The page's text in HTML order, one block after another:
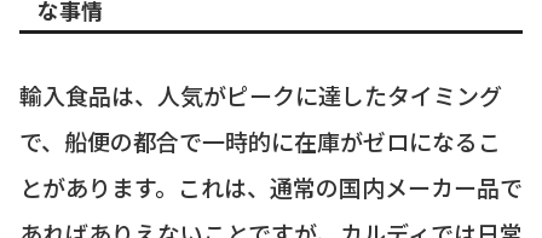
な事情
輸入食品は、人気がピークに達したタイミング
で、船便の都合で一時的に在庫がゼロになるこ
とがあります。これは、通常の国内メーカー品で